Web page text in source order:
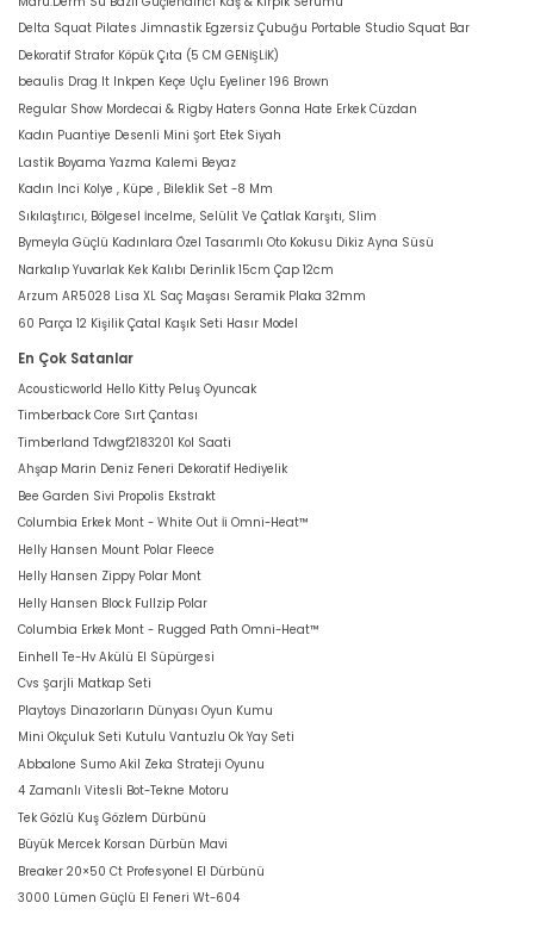
Delta Squat Pilates Jimnastik Egzersiz Çubuğu Portable Studio Squat Bar
Dekoratif Strafor Köpük Çıta (5 CM GENİŞLİK)
beaulis Drag It Inkpen Keçe Uçlu Eyeliner 196 Brown
Regular Show Mordecai & Rigby Haters Gonna Hate Erkek Cüzdan
Kadın Puantiye Desenli Mini Şort Etek Siyah
Lastik Boyama Yazma Kalemi Beyaz
Kadın Inci Kolye , Küpe , Bileklik Set -8 Mm
Sıkılaştırıcı, Bölgesel İncelme, Selülit Ve Çatlak Karşıtı, Slim
Bymeyla Güçlü Kadınlara Özel Tasarımlı Oto Kokusu Dikiz Ayna Süsü
Narkalıp Yuvarlak Kek Kalıbı Derinlik 15cm Çap 12cm
Arzum AR5028 Lisa XL Saç Maşası Seramik Plaka 32mm
60 Parça 12 Kişilik Çatal Kaşık Seti Hasır Model
En Çok Satanlar
Acousticworld Hello Kitty Peluş Oyuncak
Timberback Core Sırt Çantası
Timberland Tdwgf2183201 Kol Saati
Ahşap Marin Deniz Feneri Dekoratif Hediyelik
Bee Garden Sivi Propolis Ekstrakt
Columbia Erkek Mont - White Out İi Omni-Heat™
Helly Hansen Mount Polar Fleece
Helly Hansen Zippy Polar Mont
Helly Hansen Block Fullzip Polar
Columbia Erkek Mont - Rugged Path Omni-Heat™
Einhell Te-Hv Akülü El Süpürgesi
Cvs Şarjli Matkap Seti
Playtoys Dinazorların Dünyası Oyun Kumu
Mini Okçuluk Seti Kutulu Vantuzlu Ok Yay Seti
Abbalone Sumo Akil Zeka Strateji Oyunu
4 Zamanlı Vitesli Bot-Tekne Motoru
Tek Gözlü Kuş Gözlem Dürbünü
Büyük Mercek Korsan Dürbün Mavi
Breaker 20×50 Ct Profesyonel El Dürbünü
3000 Lümen Güçlü El Feneri Wt-604